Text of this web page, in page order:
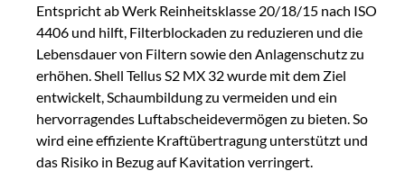
Entspricht ab Werk Reinheitsklasse 20/18/15 nach ISO
4406 und hilft, Filterblockaden zu reduzieren und die
Lebensdauer von Filtern sowie den Anlagenschutz zu
erhöhen. Shell Tellus S2 MX 32 wurde mit dem Ziel
entwickelt, Schaumbildung zu vermeiden und ein
hervorragendes Luftabscheidevermögen zu bieten. So
wird eine effiziente Kraftübertragung unterstützt und
das Risiko in Bezug auf Kavitation verringert.